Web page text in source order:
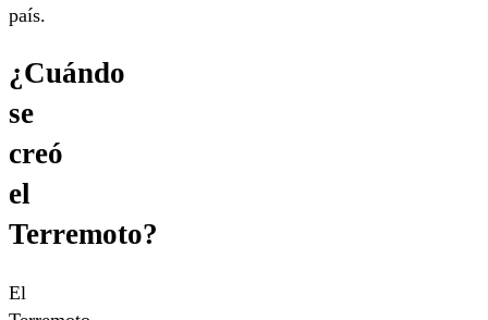
país.
¿Cuándo
se
creó
el
Terremoto?
El